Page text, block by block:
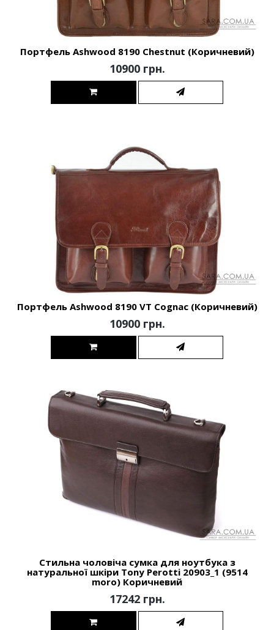
Портфель Ashwood 8190 Chestnut (Коричневий)
10900 грн.
Портфель Ashwood 8190 VT Cognac (Коричневий)
10900 грн.
Стильна чоловіча сумка для ноутбука з
натуральної шкіри Tony Perotti 20903_1 (9514
moro) Коричневий
17242 грн.